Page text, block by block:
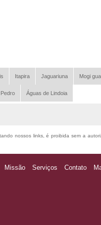
Itapira Jaguariuna Mogi
Águas de Lindoia
nossos links, é proibida sem a
Missão Serviços Contato